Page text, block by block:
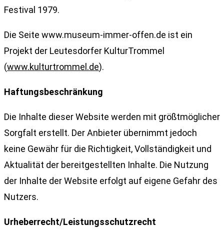
Festival 1979.
Die Seite www.museum-immer-offen.de ist ein
Projekt der Leutesdorfer KulturTrommel
(www.kulturtrommel.de).
Haftungsbeschränkung
Die Inhalte dieser Website werden mit größtmöglicher
Sorgfalt erstellt. Der Anbieter übernimmt jedoch
keine Gewähr für die Richtigkeit, Vollständigkeit und
Aktualität der bereitgestellten Inhalte. Die Nutzung
der Inhalte der Website erfolgt auf eigene Gefahr des
Nutzers.
Urheberrecht/Leistungsschutzrecht